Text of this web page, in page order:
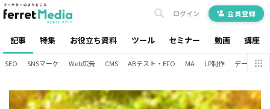
記事 特集 お役立ち資料 ツール セミナー 動画 講座
ログイン 会員登録
SEO SNSマーケ Web広告 CMS ABテスト・EFO MA LP制作 データ分析